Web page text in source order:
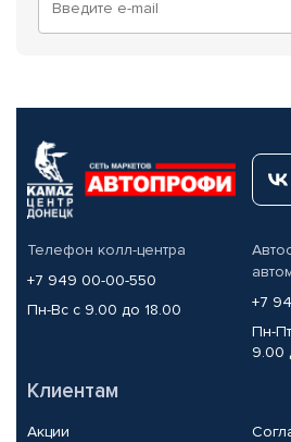
Телефон колл-центра
+7 949 00-00-550
Пн-Вс с 9.00 до 18.00
+7
Пн-
9.00
Клиентам
Акции